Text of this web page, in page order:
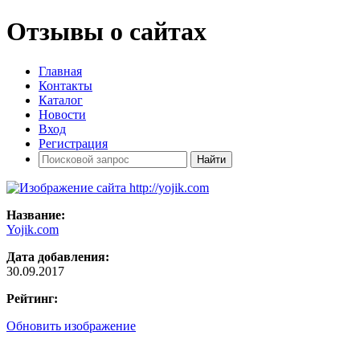
Отзывы о сайтах
Главная
Контакты
Каталог
Новости
Вход
Регистрация
Название:
Yojik.com
Дата добавления:
30.09.2017
Рейтинг:
Обновить изображение